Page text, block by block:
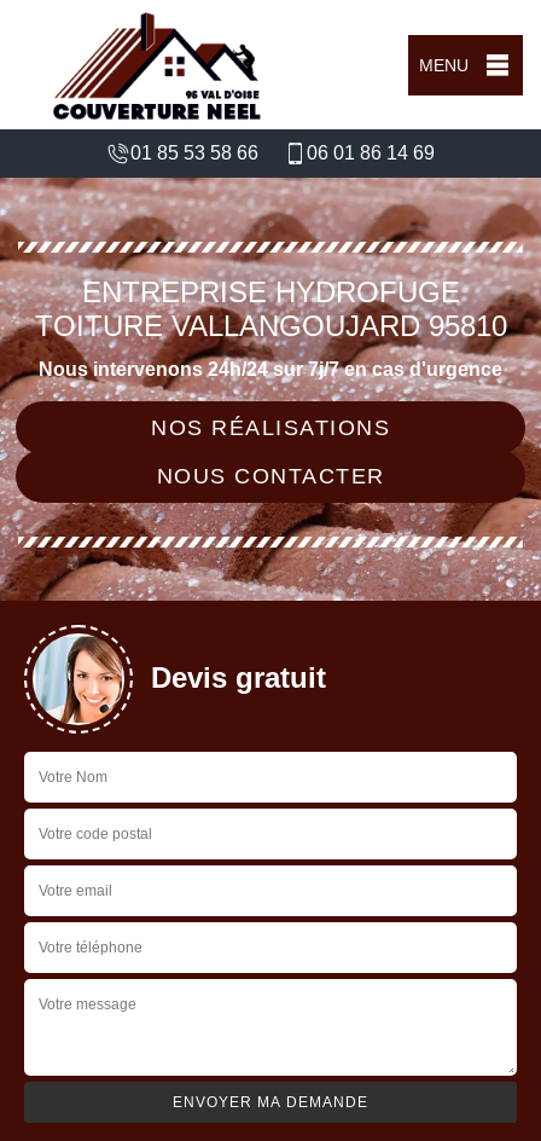
MENU
01 85 53 58 66 06 01 86 14 69
ENTREPRISE HYDROFUGE
TOITURE VALLANGOUJARD 95810
Nous intervenons 24h/24 sur 7j/7 en cas d'urgence
NOS RÉALISATIONS
NOUS CONTACTER
Devis gratuit